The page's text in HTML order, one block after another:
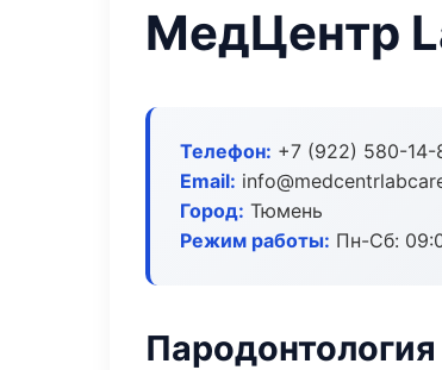
МедЦентр
Телефон: +7 (922) 580-14-
Email:
Город: Тюмень
Режим работы: Пн-Сб: